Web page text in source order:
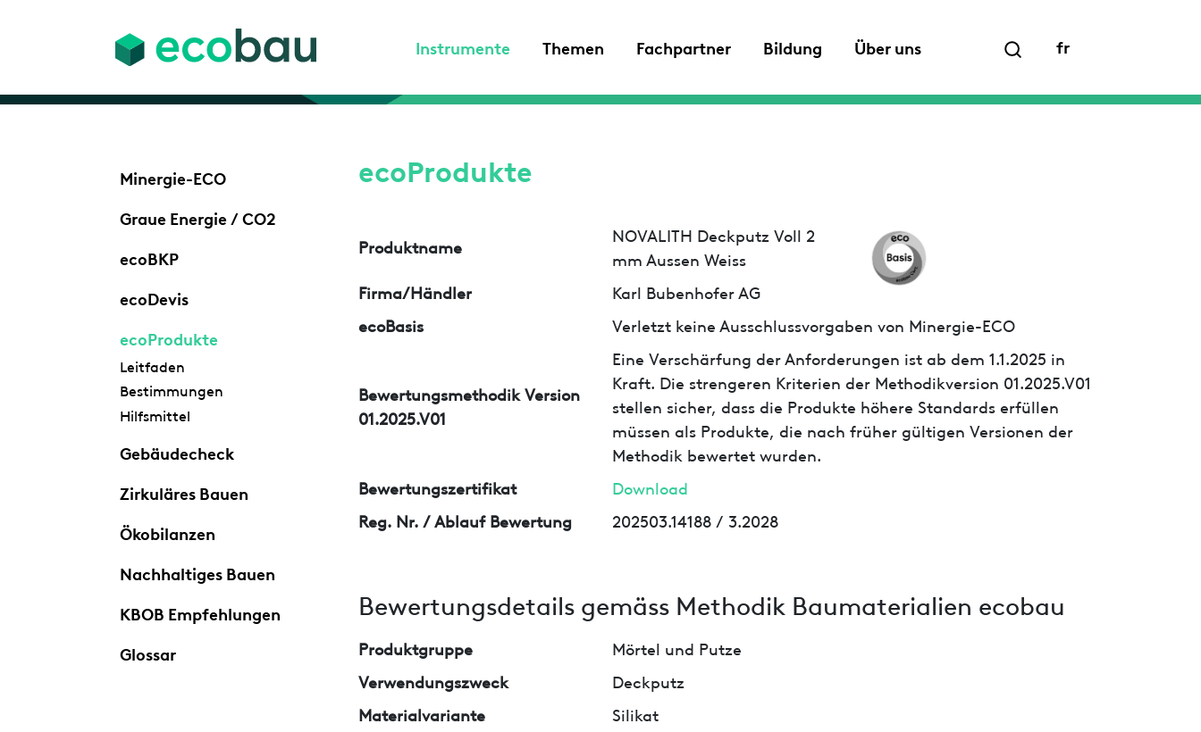
Instrumente Themen Fachpartner Bildung Über uns fr
Minergie-ECO
Graue Energie / CO2
ecoBKP
ecoDevis
ecoProdukte
Leitfaden
Bestimmungen
Hilfsmittel
Gebäudecheck
Zirkuläres Bauen
Ökobilanzen
Nachhaltiges Bauen
KBOB Empfehlungen
Glossar
ecoProdukte
Produktname
NOVALITH Deckputz Voll 2
mm Aussen Weiss
Firma/Händler
Karl Bubenhofer AG
ecoBasis
Verletzt keine Ausschlussvorgaben von Minergie-ECO
Bewertungsmethodik Version
01.2025.V01
Eine Verschärfung der Anforderungen ist ab dem 1.1.2025 in
Kraft. Die strengeren Kriterien der Methodikversion 01.2025.V01
stellen sicher, dass die Produkte höhere Standards erfüllen
müssen als Produkte, die nach früher gültigen Versionen der
Methodik bewertet wurden.
Bewertungszertifikat
Download
Reg. Nr. / Ablauf Bewertung
202503.14188 / 3.2028
Bewertungsdetails gemäss Methodik Baumaterialien ecobau
Produktgruppe
Mörtel und Putze
Verwendungszweck
Deckputz
Materialvariante
Silikat